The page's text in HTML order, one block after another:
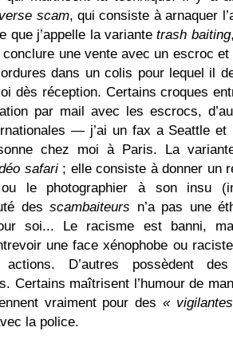
scam, qui consiste à arnaquer
que j’appelle la variantetrash baiting
une vente avec un escroc
dans un colis pour lequel il
dès réception. Certains croques
par mail avec les escrocs,
— j’ai un fax a Seattle et
chez moi à Paris. La
safari; elle consiste à donner un
le photographier à son insu
desscambaiteurs n’a pas une
soi... Le racisme est banni,
une face xénophobe ou
D’autres possèdent
Certains maîtrisent l’humour de
vraiment pour des«
la police.